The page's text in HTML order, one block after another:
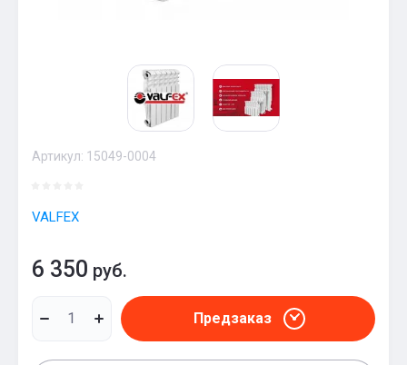
Артикул: 15049-0004
VALFEX
6 350 руб.
Предзаказ